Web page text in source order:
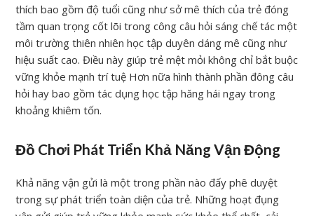
thích bao gồm độ tuổi cũng như sở mê thích của trẻ đóng
tầm quan trọng cốt lõi trong công câu hỏi sáng chế tác một
môi trường thiên nhiên học tập duyên dáng mê cũng như
hiệu suất cao. Điều này giúp trẻ mệt mỏi không chỉ bắt buộc
vững khỏe mạnh trí tuệ Hơn nữa hình thành phần đông câu
hỏi hay bao gồm tác dụng học tập hăng hái ngay trong
khoảng khiêm tốn.
Đồ Chơi Phát Triển Khả Năng Vận Động
Khả năng vận gửi là một trong phần nào đấy phê duyệt
trong sự phát triển toàn diện của trẻ. Những hoạt đụng